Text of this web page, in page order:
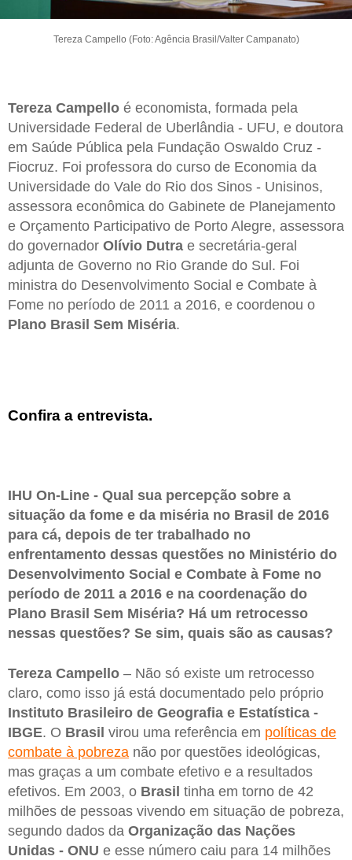
Tereza Campello (Foto: Agência Brasil/Valter Campanato)
Tereza Campello é economista, formada pela
Universidade Federal de Uberlândia - UFU, e doutora
em Saúde Pública pela Fundação Oswaldo Cruz -
Fiocruz. Foi professora do curso de Economia da
Universidade do Vale do Rio dos Sinos - Unisinos,
assessora econômica do Gabinete de Planejamento
e Orçamento Participativo de Porto Alegre, assessora
do governador Olívio Dutra e secretária-geral
adjunta de Governo no Rio Grande do Sul. Foi
ministra do Desenvolvimento Social e Combate à
Fome no período de 2011 a 2016, e coordenou o
Plano Brasil Sem Miséria.
Confira a entrevista.
IHU On-Line - Qual sua percepção sobre a
situação da fome e da miséria no Brasil de 2016
para cá, depois de ter trabalhado no
enfrentamento dessas questões no Ministério do
Desenvolvimento Social e Combate à Fome no
período de 2011 a 2016 e na coordenação do
Plano Brasil Sem Miséria? Há um retrocesso
nessas questões? Se sim, quais são as causas?
Tereza Campello – Não só existe um retrocesso
claro, como isso já está documentado pelo próprio
Instituto Brasileiro de Geografia e Estatística -
IBGE. O Brasil virou uma referência em políticas de
combate à pobreza não por questões ideológicas,
mas graças a um combate efetivo e a resultados
efetivos. Em 2003, o Brasil tinha em torno de 42
milhões de pessoas vivendo em situação de pobreza,
segundo dados da Organização das Nações
Unidas - ONU e esse número caiu para 14 milhões